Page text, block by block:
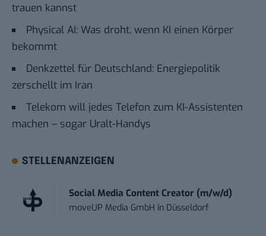
trauen kannst
Physical AI: Was droht, wenn KI einen Körper
bekommt
Denkzettel für Deutschland: Energiepolitik
zerschellt im Iran
Telekom will jedes Telefon zum KI-Assistenten
machen – sogar Uralt-Handys
STELLENANZEIGEN
Social Media Content Creator (m/w/d)
moveUP Media GmbH in Düsseldorf